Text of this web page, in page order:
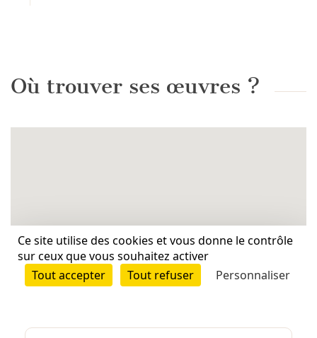
Où trouver ses œuvres ?